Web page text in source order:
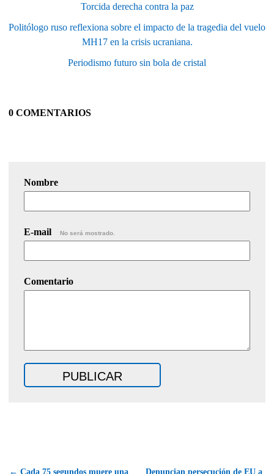
Torcida derecha contra la paz
Politólogo ruso reflexiona sobre el impacto de la tragedia del vuelo
MH17 en la crisis ucraniana.
Periodismo futuro sin bola de cristal
0 COMENTARIOS
Nombre
E-mail No será mostrado.
Comentario
← Cada 75 segundos muere una Denuncian persecución de EU a